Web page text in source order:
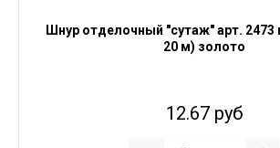
Шнур отделочный "сутаж" арт. 2473
20 м) золото
12.67 руб